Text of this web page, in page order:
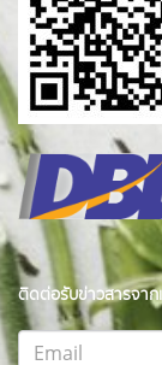
ติดต่อรับข่าวสารจาก